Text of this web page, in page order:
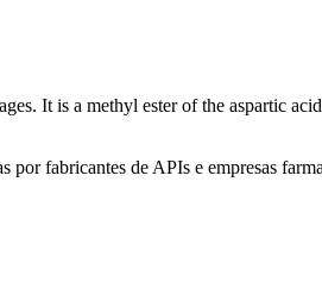
It is a methyl ester of the aspartic
fabricantes de APIs e empresas